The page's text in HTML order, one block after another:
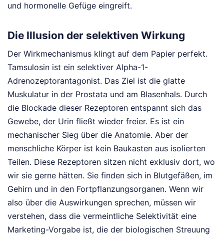
und hormonelle Gefüge eingreift.
Die Illusion der selektiven Wirkung
Der Wirkmechanismus klingt auf dem Papier perfekt.
Tamsulosin ist ein selektiver Alpha-1-
Adrenozeptorantagonist. Das Ziel ist die glatte
Muskulatur in der Prostata und am Blasenhals. Durch
die Blockade dieser Rezeptoren entspannt sich das
Gewebe, der Urin fließt wieder freier. Es ist ein
mechanischer Sieg über die Anatomie. Aber der
menschliche Körper ist kein Baukasten aus isolierten
Teilen. Diese Rezeptoren sitzen nicht exklusiv dort, wo
wir sie gerne hätten. Sie finden sich in Blutgefäßen, im
Gehirn und in den Fortpflanzungsorganen. Wenn wir
also über die Auswirkungen sprechen, müssen wir
verstehen, dass die vermeintliche Selektivität eine
Marketing-Vorgabe ist, die der biologischen Streuung